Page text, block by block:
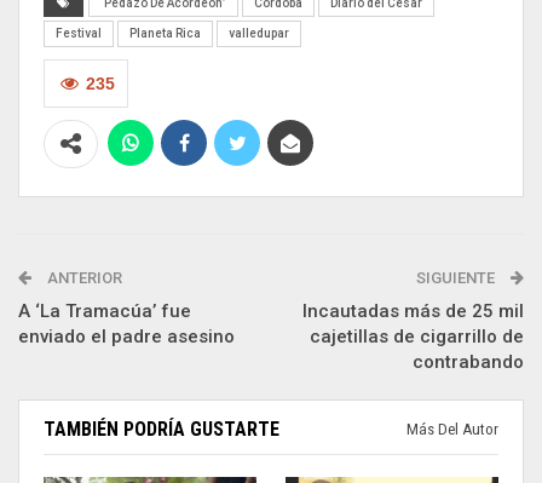
‘Pedazo De Acordeón’ Córdoba Diario del Cesar
Festival Planeta Rica valledupar
235
ANTERIOR
A ‘La Tramacúa’ fue
enviado el padre asesino
SIGUIENTE
Incautadas más de 25 mil
cajetillas de cigarrillo de
contrabando
TAMBIÉN PODRÍA GUSTARTE Más Del Autor